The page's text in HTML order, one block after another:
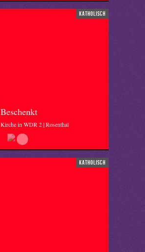
katholisch
Beschenkt
Kirche in WDR 2 | Rosenthal
katholisch